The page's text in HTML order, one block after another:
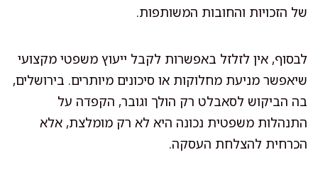
של הזכויות והחובות המשותפות.
לבסוף, אין לזלזל באפשרות לקבל ייעוץ משפטי מקצועי
שיאפשר מניעת מחלוקות או סיכונים מיותרים. בירושלים,
בה הביקוש לסאבלט רק הולך וגובר, הקפדה על
התנהלות משפטית נכונה היא לא רק מומלצת, אלא
הכרחית להצלחת העסקה.